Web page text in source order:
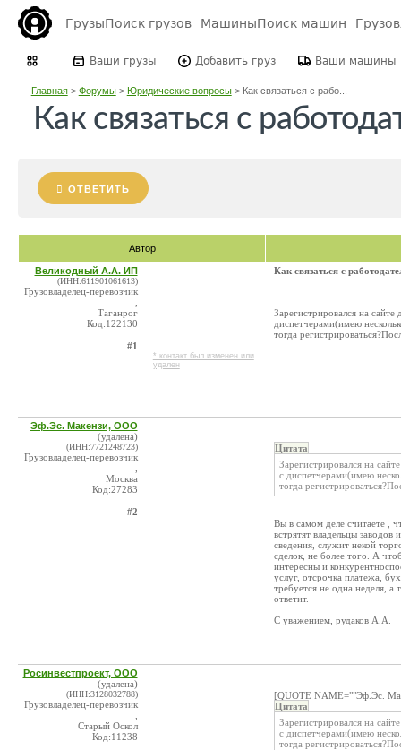
ГрузыПоиск грузов МашиныПоиск машин
Ваши грузы Добавить груз Ваши машины
Главная> Форумы> Юридические вопросы> Как связаться с рабо...
Как связаться с
ОТВЕТИТЬ
Автор
Великодный А.А. ИП
(ИНН:611901061613)
Грузовладелец-перевозчик
Таганрог
Код:122130
#1
* контакт был изменен или
удален
Как связаться с
Зарегистрировался на
диспетчерами(имею
тогда
Эф.Эс. Макензи, ООО
(удалена)
(ИНН:7721248723)
Грузовладелец-перевозчик
Москва
Код:27283
#2
Цитата
Зарегистрировался на
с диспетчерами(имею
тогда
Вы в самом деле считаете ,
встрятят владельцы
сведения, служит некой
сделок, не более того. А
интересны и
услуг, отсрочка платежа,
требуется не одна неделя,
ответит.
С уважением, рудаков А.А.
Росинвестпроект, ООО
(удалена)
(ИНН:3128032788)
Грузовладелец-перевозчик
Старый Оскол
Код:11238
[QUOTE NAME=""Эф.Эс.
Цитата
Зарегистрировался на
с диспетчерами(имею
тогда